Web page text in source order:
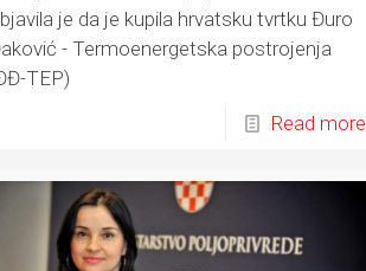
je da je kupila hrvatsku tvrtku Đuro
- Termoenergetska postrojenja
TEP)
Read more